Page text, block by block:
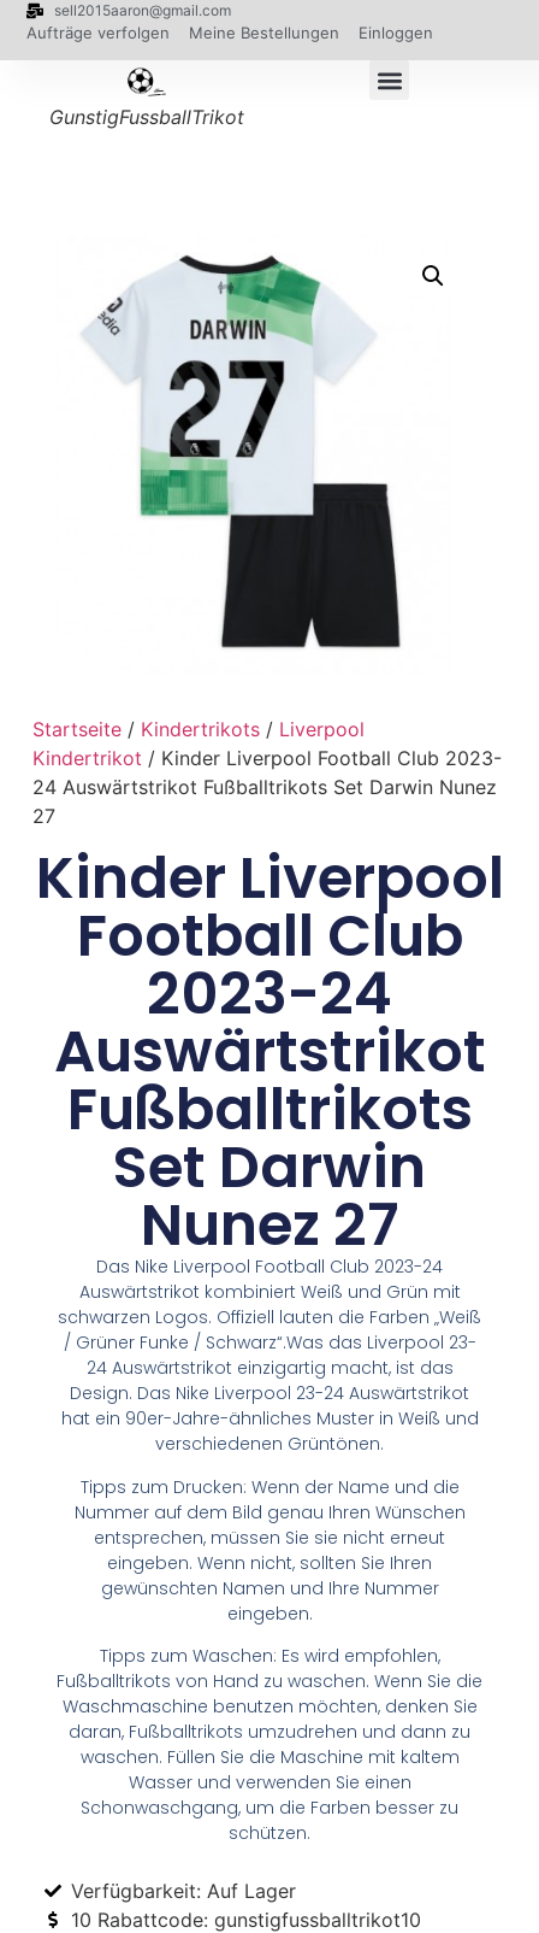
sell2015aaron@gmail.com
Aufträge verfolgen Meine Bestellungen Einloggen
GunstigFussballTrikot
Startseite/ Kindertrikots/ Liverpool
Kindertrikot / Kinder Liverpool Football Club 2023-
24 Auswärtstrikot Fußballtrikots Set Darwin Nunez
27
Kinder Liverpool
Football Club
2023-24
Auswärtstrikot
Fußballtrikots
Set Darwin
Nunez 27
Das Nike Liverpool Football Club 2023-24
Auswärtstrikot kombiniert Weiß und Grün mit
schwarzen Logos. Offiziell lauten die Farben „Weiß
/ Grüner Funke / Schwarz“.Was das Liverpool 23-
24 Auswärtstrikot einzigartig macht, ist das
Design. Das Nike Liverpool 23-24 Auswärtstrikot
hat ein 90er-Jahre-ähnliches Muster in Weiß und
verschiedenen Grüntönen.
Tipps zum Drucken: Wenn der Name und die
Nummer auf dem Bild genau Ihren Wünschen
entsprechen, müssen Sie sie nicht erneut
eingeben. Wenn nicht, sollten Sie Ihren
gewünschten Namen und Ihre Nummer
eingeben.
Tipps zum Waschen: Es wird empfohlen,
Fußballtrikots von Hand zu waschen. Wenn Sie die
Waschmaschine benutzen möchten, denken Sie
daran, Fußballtrikots umzudrehen und dann zu
waschen. Füllen Sie die Maschine mit kaltem
Wasser und verwenden Sie einen
Schonwaschgang, um die Farben besser zu
schützen.
Verfügbarkeit: Auf Lager
10 Rabattcode: gunstigfussballtrikot10